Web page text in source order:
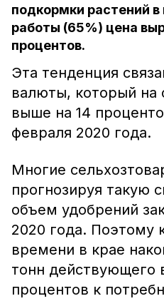
подкормки растений
работы (65%) цена
процентов.
Эта тенденция
валюты, который на
выше на 14
февраля 2020 года.
Многие
прогнозируя такую
объем удобрений
2020 года. Поэтому
времени в крае
тонн действующего
процентов к